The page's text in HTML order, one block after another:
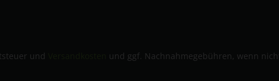
und und ggf. Nachnahmegebühren, wenn